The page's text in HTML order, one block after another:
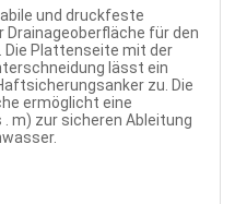
und druckfeste
für den
Die Plattenseite mit der
lässt ein
zu. Die
ermöglicht eine
m) zur sicheren Ableitung